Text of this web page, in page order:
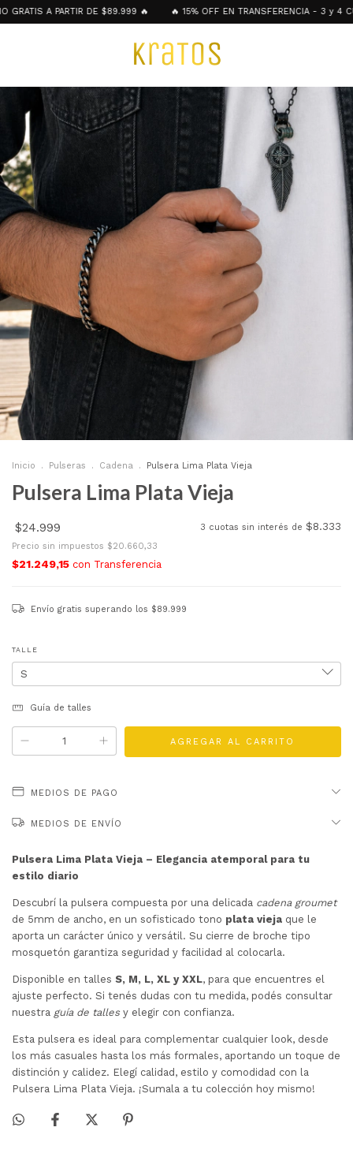
A PARTIR DE $89.999 🔥 🔥 15% OFF EN TRANSFERENCIA - 3 y 4
Inicio . Pulseras . Cadena . Pulsera Lima Plata Vieja
Pulsera Lima Plata Vieja
$24.999 3 cuotas sin interés de $8.333
Precio sin impuestos $20.660,33
$21.249,15 con Transferencia
Envío gratissuperando los $89.999
TALLE
Guía de talles
MEDIOS DE PAGO
MEDIOS DE ENVÍO
Pulsera Lima Plata Vieja – Elegancia atemporal para tu
estilo diario
Descubrí la pulsera compuesta por una delicada cadena groumet
de 5mm de ancho, en un sofisticado tono plata vieja que le
aporta un carácter único y versátil. Su cierre de broche tipo
mosquetón garantiza seguridad y facilidad al colocarla.
Disponible en talles S, M, L, XL y XXL, para que encuentres el
ajuste perfecto. Si tenés dudas con tu medida, podés consultar
nuestra guía de tallesy elegir con confianza.
Esta pulsera es ideal para complementar cualquier look, desde
los más casuales hasta los más formales, aportando un toque de
distinción y calidez. Elegí calidad, estilo y comodidad con la
Pulsera Lima Plata Vieja. ¡Sumala a tu colección hoy mismo!